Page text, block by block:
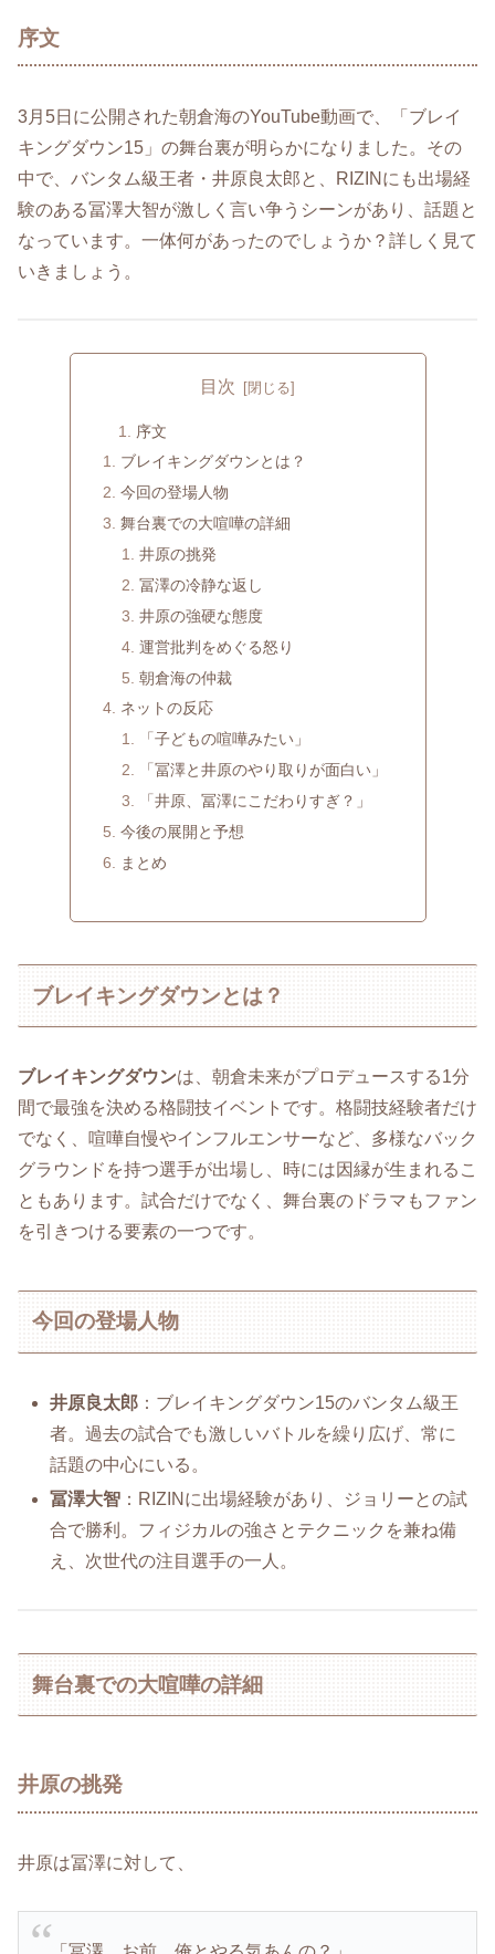
序文
3月5日に公開された朝倉海のYouTube動画で、「ブレイ
キングダウン15」の舞台裏が明らかになりました。その
中で、バンタム級王者・井原良太郎と、RIZINにも出場経
験のある冨澤大智が激しく言い争うシーンがあり、話題と
なっています。一体何があったのでしょうか？詳しく見て
いきましょう。
目次
序文
ブレイキングダウンとは？
今回の登場人物
舞台裏での大喧嘩の詳細
井原の挑発
冨澤の冷静な返し
井原の強硬な態度
運営批判をめぐる怒り
朝倉海の仲裁
ネットの反応
「子どもの喧嘩みたい」
「冨澤と井原のやり取りが面白い」
「井原、冨澤にこだわりすぎ？」
今後の展開と予想
まとめ
ブレイキングダウンとは？
ブレイキングダウンは、朝倉未来がプロデュースする1分
間で最強を決める格闘技イベントです。格闘技経験者だけ
でなく、喧嘩自慢やインフルエンサーなど、多様なバック
グラウンドを持つ選手が出場し、時には因縁が生まれるこ
ともあります。試合だけでなく、舞台裏のドラマもファン
を引きつける要素の一つです。
今回の登場人物
井原良太郎 ：ブレイキングダウン15のバンタム級王
者。過去の試合でも激しいバトルを繰り広げ、常に
話題の中心にいる。
冨澤大智 ：RIZINに出場経験があり、ジョリーとの試
合で勝利。フィジカルの強さとテクニックを兼ね備
え、次世代の注目選手の一人。
舞台裏での大喧嘩の詳細
井原の挑発
井原は冨澤に対して、